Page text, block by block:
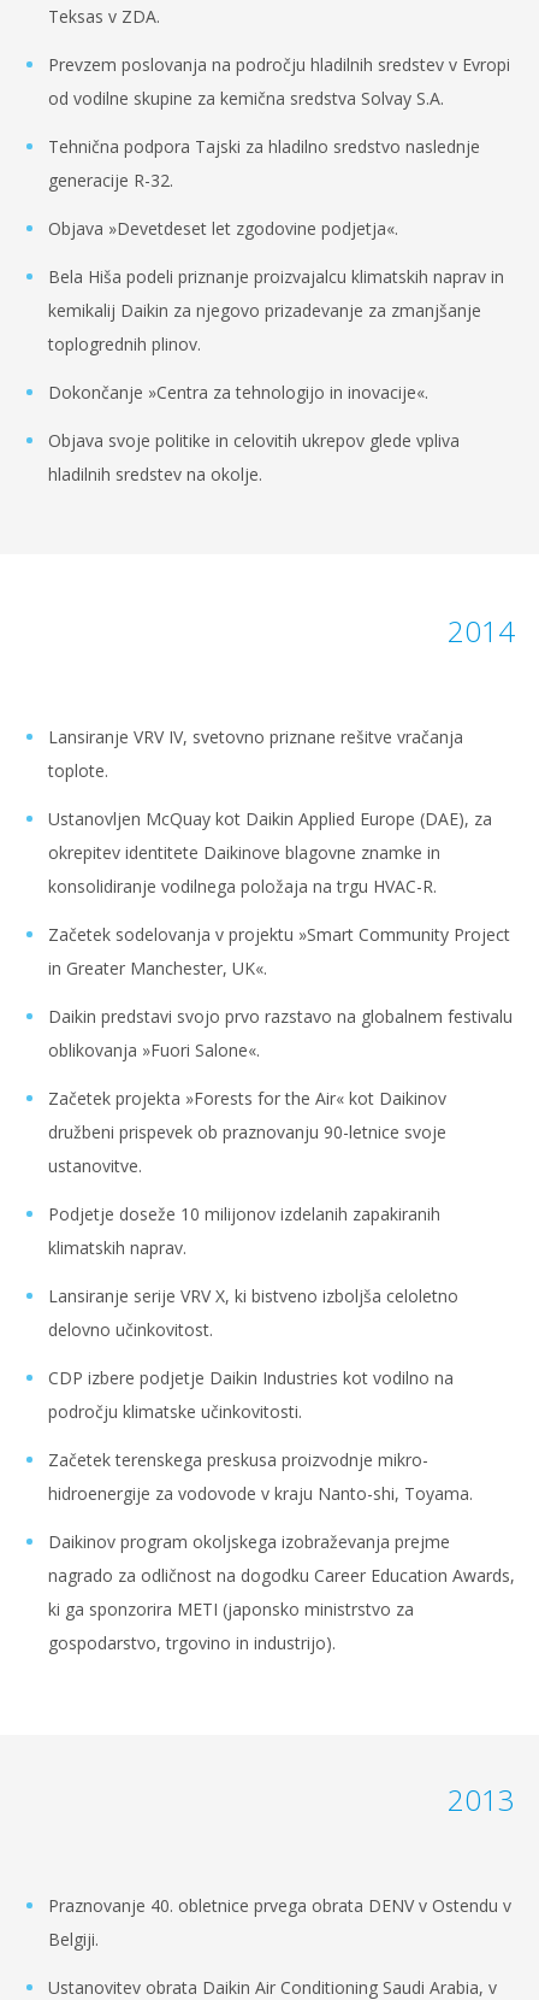
Teksas v ZDA.
Prevzem poslovanja na področju hladilnih sredstev v Evropi
od vodilne skupine za kemična sredstva Solvay S.A.
Tehnična podpora Tajski za hladilno sredstvo naslednje
generacije R-32.
Objava »Devetdeset let zgodovine podjetja«.
Bela Hiša podeli priznanje proizvajalcu klimatskih naprav in
kemikalij Daikin za njegovo prizadevanje za zmanjšanje
toplogrednih plinov.
Dokončanje »Centra za tehnologijo in inovacije«.
Objava svoje politike in celovitih ukrepov glede vpliva
hladilnih sredstev na okolje.
2014
Lansiranje VRV IV, svetovno priznane rešitve vračanja
toplote.
Ustanovljen McQuay kot Daikin Applied Europe (DAE), za
okrepitev identitete Daikinove blagovne znamke in
konsolidiranje vodilnega položaja na trgu HVAC-R.
Začetek sodelovanja v projektu »Smart Community Project
in Greater Manchester, UK«.
Daikin predstavi svojo prvo razstavo na globalnem festivalu
oblikovanja »Fuori Salone«.
Začetek projekta »Forests for the Air« kot Daikinov
družbeni prispevek ob praznovanju 90-letnice svoje
ustanovitve.
Podjetje doseže 10 milijonov izdelanih zapakiranih
klimatskih naprav.
Lansiranje serije VRV X, ki bistveno izboljša celoletno
delovno učinkovitost.
CDP izbere podjetje Daikin Industries kot vodilno na
področju klimatske učinkovitosti.
Začetek terenskega preskusa proizvodnje mikro-
hidroenergije za vodovode v kraju Nanto-shi, Toyama.
Daikinov program okoljskega izobraževanja prejme
nagrado za odličnost na dogodku Career Education Awards,
ki ga sponzorira METI (japonsko ministrstvo za
gospodarstvo, trgovino in industrijo).
2013
Praznovanje 40. obletnice prvega obrata DENV v Ostendu v
Belgiji.
Ustanovitev obrata Daikin Air Conditioning Saudi Arabia, v